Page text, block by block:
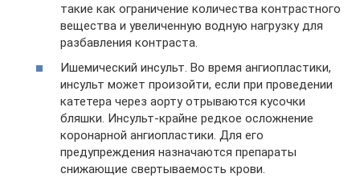
такие как ограничение количества контрастного
вещества и увеличенную водную нагрузку для
разбавления контраста.
Ишемический инсульт. Во время ангиопластики,
инсульт может произойти, если при проведении
катетера через аорту отрываются кусочки
бляшки. Инсульт-крайне редкое осложнение
коронарной ангиопластики. Для его
предупреждения назначаются препараты
снижающие свертываемость крови.